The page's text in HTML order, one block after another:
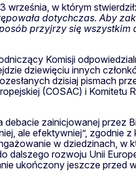
września, w którym
dotychczas. Aby
przyjrzy się wszystkim
Komisji
dziewięciu innych
dzisiaj pismach
(COSAC) i Komitetu
zainicjowanej przez
ale efektywniej”, zgodnie z
w dziedzinach, w
dalszego rozwoju Unii
ukończony jeszcze przed